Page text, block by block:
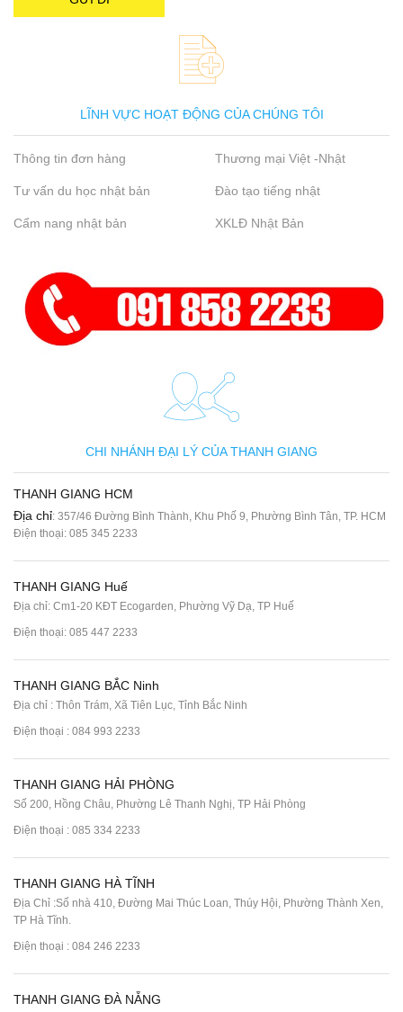
LĨNH VỰC HOẠT ĐỘNG CỦA CHÚNG TÔI
Thông tin đơn hàng Thương mại Việt -Nhật
Tư vấn du học nhật bản Đào tạo tiếng nhật
Cẩm nang nhật bản XKLĐ Nhật Bản
CHI NHÁNH ĐẠI LÝ CỦA THANH GIANG
THANH GIANG HCM
Địa chỉ: 357/46 Đường Bình Thành, Khu Phố 9, Phường Bình Tân, TP. HCM
Điện thoại: 085 345 2233
THANH GIANG Huế
Địa chỉ: Cm1-20 KĐT Ecogarden, Phường Vỹ Dạ, TP Huế
Điện thoại: 085 447 2233
THANH GIANG BẮC Ninh
Địa chỉ : Thôn Trám, Xã Tiên Lục, Tỉnh Bắc Ninh
Điện thoại : 084 993 2233
THANH GIANG HẢI PHÒNG
Số 200, Hồng Châu, Phường Lê Thanh Nghị, TP Hải Phòng
Điện thoại : 085 334 2233
THANH GIANG HÀ TĨNH
Địa Chỉ :Số nhà 410, Đường Mai Thúc Loan, Thúy Hội, Phường Thành Xen,
TP Hà Tĩnh.
Điện thoại : 084 246 2233
THANH GIANG ĐÀ NẴNG